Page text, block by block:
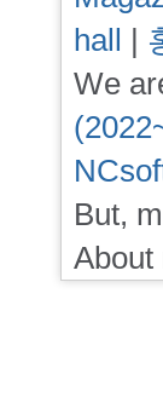
hall |
We
But,
About